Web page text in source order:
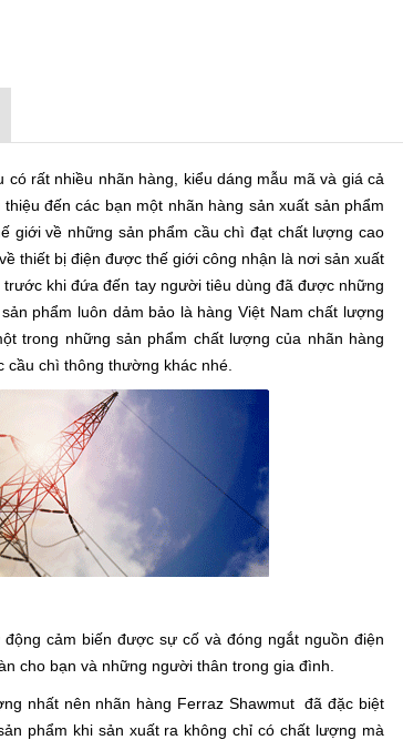
rất nhiều nhãn hàng, kiểu dáng mẫu mã và giá cả
đến các bạn một nhãn hàng sản xuất sản phẩm
giới về những sản phẩm cầu chì đạt chất lượng cao
thiết bị điện được thế giới công nhận là nơi sản xuất
khi đứa đến tay người tiêu dùng đã được những
phẩm luôn dảm bảo là hàng Việt Nam chất lượng
trong những sản phẩm chất lượng của nhãn hàng
chì thông thường khác nhé.
cảm biến được sự cố và đóng ngắt nguồn điện
cho bạn và những người thân trong gia đình.
nhất nên nhãn hàng Ferraz Shawmut đã đặc biệt
phẩm khi sản xuất ra không chỉ có chất lượng mà